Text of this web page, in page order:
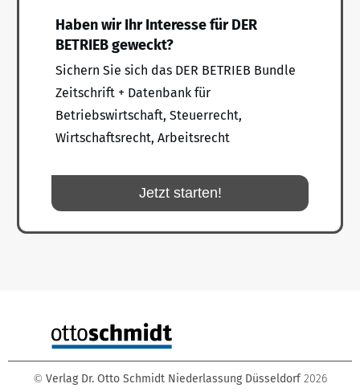
Haben wir Ihr Interesse für DER
BETRIEB geweckt?
Sichern Sie sich das DER BETRIEB Bundle
Zeitschrift + Datenbank für
Betriebswirtschaft, Steuerrecht,
Wirtschaftsrecht, Arbeitsrecht
Jetzt starten!
© Verlag Dr. Otto Schmidt Niederlassung Düsseldorf 2026